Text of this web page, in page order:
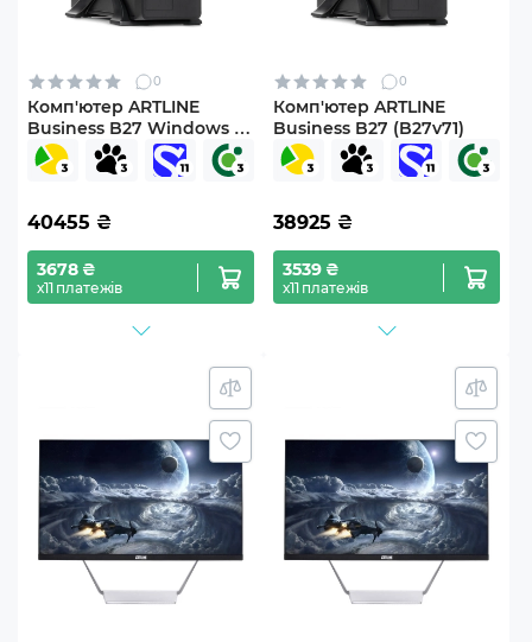
0
Комп'ютер ARTLINE
Business B27 Windows 11
Pro (B27v69Win)
40455 ₴
3678 ₴
х11 платежів
0
Комп'ютер ARTLINE
Business B27 (B27v71)
38925 ₴
3539 ₴
х11 платежів